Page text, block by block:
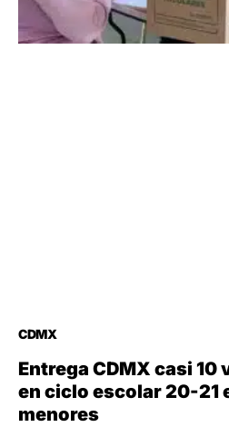
CDMX
Entrega CDMX casi 10
en ciclo escolar 20-21
menores